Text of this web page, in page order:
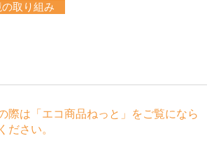
取り組み
際は「エコ商品ねっと」をご覧になら
ださい。